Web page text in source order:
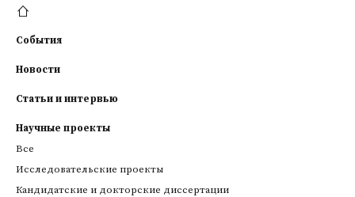
События
Новости
Статьи и интервью
Научные проекты
Все
Исследовательские проекты
Кандидатские и докторские диссертации